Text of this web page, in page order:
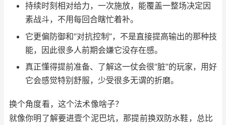
持续时刻相对给力，一次施放，能覆盖一整场决定因
素战斗，不用每回合瞎忙着补。
它更偏防御和“对抗控制”，不是直接提高输出的那种技
能，因此很多人前期会嫌它没存在感。
真正懂得提前准备、了解这一仗会很“脏”的玩家，用好
它会感觉特别舒服，少受很多无谓的折磨。
换个角度看，这个法术像啥子？
就像你明了解要进壹个泥巴坑，那提前换双防水鞋，总比